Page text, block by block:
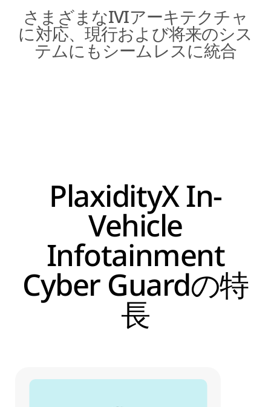
さまざまなIVIアーキテクチャ
に対応、現行および将来のシス
テムにもシームレスに統合
PlaxidityX In-
Vehicle
Infotainment
Cyber Guardの特
長